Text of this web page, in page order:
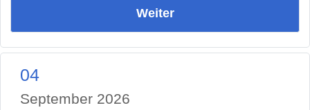
Weiter
04
September 2026